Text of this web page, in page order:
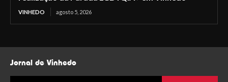
VINHEDO agosto 5, 2026
Jornal de Vinhedo